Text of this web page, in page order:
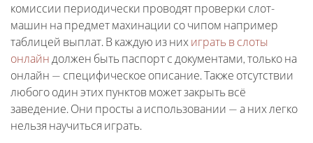
комиссии периодически проводят проверки слот-
машин на предмет махинации со чипом например
таблицей выплат. В каждую из них играть в слоты
онлайн должен быть паспорт с документами, только на
онлайн — специфическое описание. Также отсутствии
любого один этих пунктов может закрыть всё
заведение. Они просты а использовании — а них легко
нельзя научиться играть.